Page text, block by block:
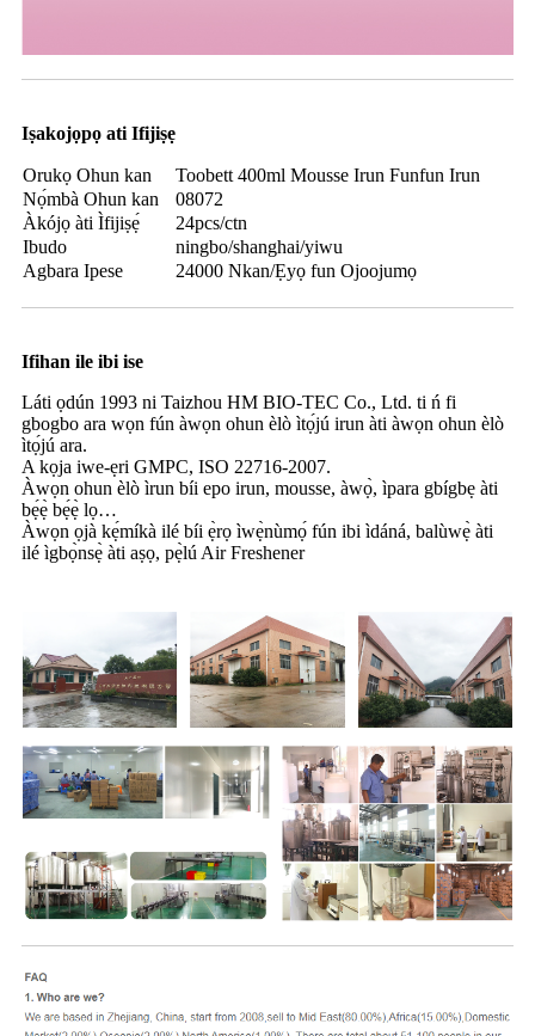
Iṣakojọpọ ati Ifijiṣẹ
Orukọ Ohun kan
Toobett 400ml Mousse Irun Funfun Irun
Nọ́mbà Ohun kan
08072
Àkójọ àti Ìfijiṣẹ́
24pcs/ctn
Ibudo
ningbo/shanghai/yiwu
Agbara Ipese
24000 Nkan/Ẹyọ fun Ojoojumọ
Ifihan ile ibi ise
Láti ọdún 1993 ni Taizhou HM BIO-TEC Co., Ltd. ti ń fi
gbogbo ara wọn fún àwọn ohun èlò ìtọ́jú irun àti àwọn ohun èlò
ìtọ́jú ara.
A kọja iwe-ẹri GMPC, ISO 22716-2007.
Àwọn ohun èlò ìrun bíi epo irun, mousse, àwọ̀, ìpara gbígbẹ àti
bẹ́ẹ̀ bẹ́ẹ̀ lọ…
Àwọn ọjà kẹ́míkà ilé bíi ẹ̀rọ ìwẹ̀nùmọ́ fún ibi ìdáná, balùwẹ̀ àti
ilé ìgbọ̀nsẹ̀ àti aṣọ, pẹ̀lú Air Freshener